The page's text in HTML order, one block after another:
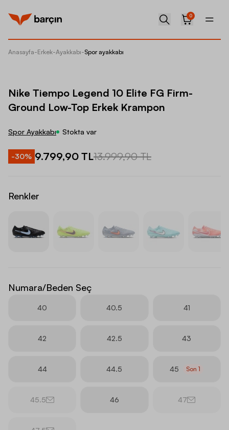
0
Anasayfa-Erkek-Ayakkabı-Spor ayakkabı
Nike Tiempo Legend 10 Elite FG Firm-
Ground Low-Top Erkek Krampon
Spor Ayakkabı Stokta var
-30% 9.799,90 TL13.999,90 TL
Renkler
Numara/Beden Seç
40 40.5 41
42 42.5 43
44 44.5 45 Son1
45.5 46 47